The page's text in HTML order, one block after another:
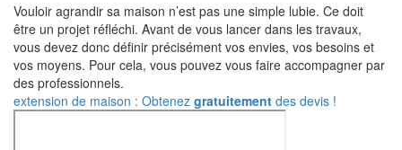
Vouloir agrandir sa maison n’est pas une simple lubie. Ce doit
être un projet réfléchi. Avant de vous lancer dans les travaux,
vous devez donc définir précisément vos envies, vos besoins et
vos moyens. Pour cela, vous pouvez vous faire accompagner par
des professionnels.
extension de maison : Obtenez gratuitement des devis !